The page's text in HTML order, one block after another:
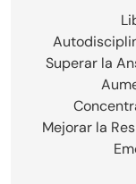
Superar la
Mejorar la